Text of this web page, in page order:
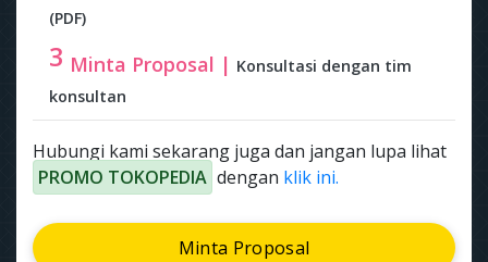
(PDF)
3 Minta Proposal | Konsultasi dengan tim
konsultan
Hubungi kami sekarang juga dan jangan lupa lihat
PROMO TOKOPEDIA dengan klik ini.
Minta Proposal